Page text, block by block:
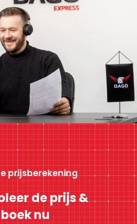
prijsberekening
de prijs &
boek nu